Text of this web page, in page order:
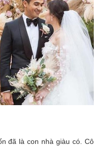
đã là con nhà giàu có. Cô